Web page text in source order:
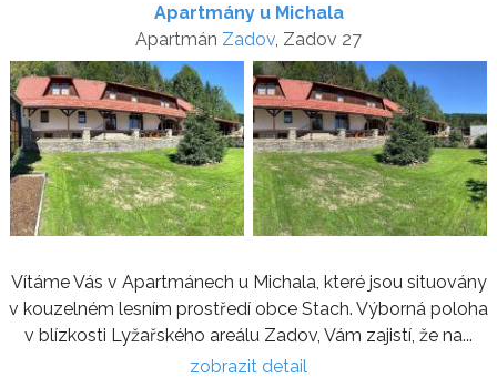
Apartmány u Michala
Apartmán Zadov , Zadov 27
Vítáme Vás v Apartmánech u Michala, které jsou situovány
v kouzelném lesním prostředí obce Stach. Výborná poloha
v blízkosti Lyžařského areálu Zadov, Vám zajistí, že na...
zobrazit detail